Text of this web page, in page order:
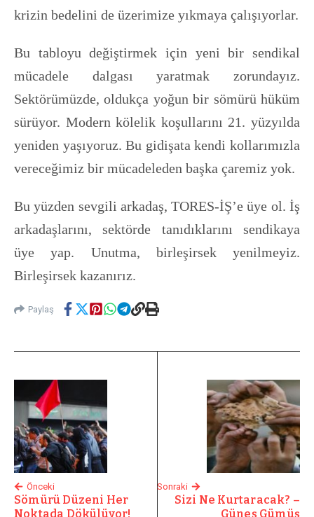
krizin bedelini de üzerimize yıkmaya çalışıyorlar.
Bu tabloyu değiştirmek için yeni bir sendikal
mücadele dalgası yaratmak zorundayız.
Sektörümüzde, oldukça yoğun bir sömürü hüküm
sürüyor. Modern kölelik koşullarını 21. yüzyılda
yeniden yaşıyoruz. Bu gidişata kendi kollarımızla
vereceğimiz bir mücadeleden başka çaremiz yok.
Bu yüzden sevgili arkadaş, TORES-İŞ’e üye ol. İş
arkadaşlarını, sektörde tanıdıklarını sendikaya
üye yap. Unutma, birleşirsek yenilmeyiz.
Birleşirsek kazanırız.
Paylaş
Önceki
Sömürü Düzeni Her
Noktada Dökülüyor!
Sonraki
Sizi Ne Kurtaracak? –
Güneş Gümüş